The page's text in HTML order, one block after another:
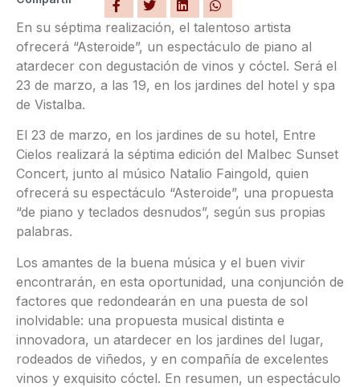
En su séptima realización, el talentoso artista
ofrecerá “Asteroide”, un espectáculo de piano al
atardecer con degustación de vinos y cóctel. Será el
23 de marzo, a las 19, en los jardines del hotel y spa
de Vistalba.
El 23 de marzo, en los jardines de su hotel, Entre
Cielos realizará la séptima edición del Malbec Sunset
Concert, junto al músico Natalio Faingold, quien
ofrecerá su espectáculo “Asteroide”, una propuesta
“de piano y teclados desnudos”, según sus propias
palabras.
Los amantes de la buena música y el buen vivir
encontrarán, en esta oportunidad, una conjunción de
factores que redondearán en una puesta de sol
inolvidable: una propuesta musical distinta e
innovadora, un atardecer en los jardines del lugar,
rodeados de viñedos, y en compañía de excelentes
vinos y exquisito cóctel. En resumen, un espectáculo